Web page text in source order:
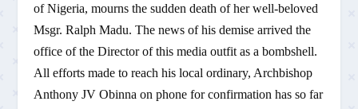
of Nigeria, mourns the sudden death of her well-beloved
Msgr. Ralph Madu. The news of his demise arrived the
office of the Director of this media outfit as a bombshell.
All efforts made to reach his local ordinary, Archbishop
Anthony JV Obinna on phone for confirmation has so far